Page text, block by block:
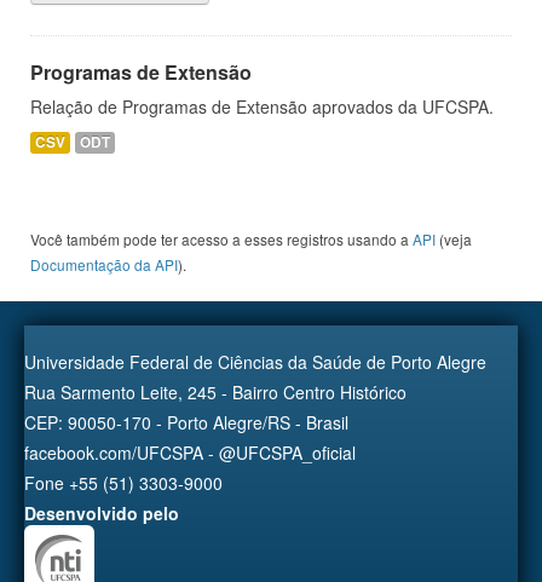
Programas de Extensão
Relação de Programas de Extensão aprovados da UFCSPA.
CSV ODT
Você também pode ter acesso a esses registros usando a API (veja
Documentação da API).
Universidade Federal de Ciências da Saúde de Porto Alegre
Rua Sarmento Leite, 245 - Bairro Centro Histórico
CEP: 90050-170 - Porto Alegre/RS - Brasil
facebook.com/UFCSPA - @UFCSPA_oficial
Fone +55 (51) 3303-9000
Desenvolvido pelo